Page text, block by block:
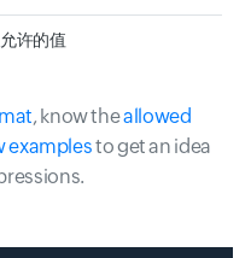
允许的值
, know theallowed
examplesto get an idea